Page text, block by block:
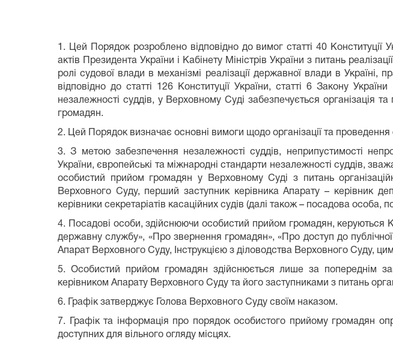
1. Цей Порядок розроблено відповідно до вимог статті 40 Конституції
актів Президента України і Кабінету Міністрів України з питань
ролі судової влади в механізмі реалізації державної влади в Україні,
відповідно до статті 126 Конституції України, статті 6 Закону
незалежності суддів, у Верховному Суді забезпечується організація
громадян.
2. Цей Порядок визначає основні вимоги щодо організації та
3. З метою забезпечення незалежності суддів, неприпустимості
України, європейські та міжнародні стандарти незалежності суддів,
особистий прийом громадян у Верховному Суді з питань
Верховного Суду, перший заступник керівника Апарату – керівник
керівники секретаріатів касаційних судів (далі також – посадова особа,
4. Посадові особи, здійснюючи особистий прийом громадян, керуються
державну службу», «Про звернення громадян», «Про доступ до
Апарат Верховного Суду, Інструкцією з діловодства Верховного Суду,
5. Особистий прийом громадян здійснюється лише за попереднім
керівником Апарату Верховного Суду та його заступниками з питань
6. Графік затверджує Голова Верховного Суду своїм наказом.
7. Графік та інформація про порядок особистого прийому громадян
доступних для вільного огляду місцях.